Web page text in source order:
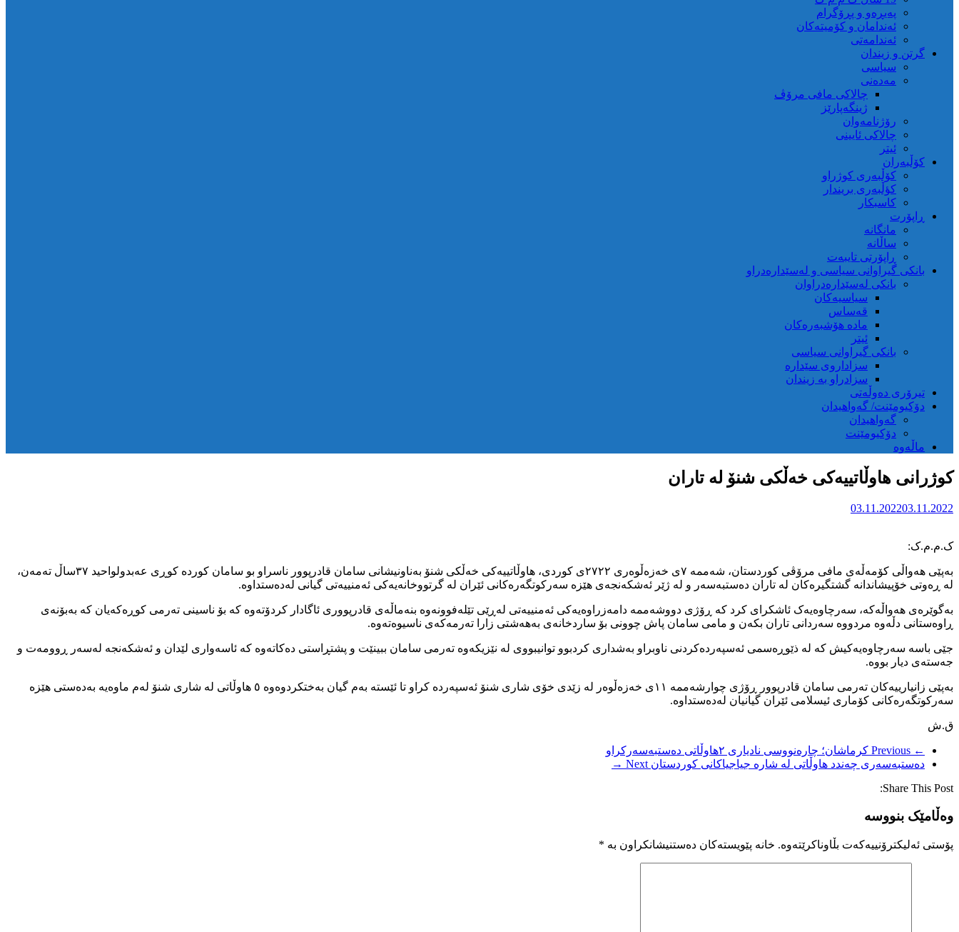
پەیڕەو و پڕۆگرام
ئەندامان و کۆمیتەکان
ئەندامەتی
گرتن و زیندان
سیاسی
مەدەنی
چالاکی مافی مرۆڤ
ژینگەپارێز
رۆژنامەوان
چالاکی ئایینی
ئیتر
کۆڵبەران
کۆڵبەری کوژراو
کؤڵبەری بریندار
کاسبکار
ڕاپۆرت
مانگانە
ساڵانە
ڕاپۆرتی تایبەت
بانکی گیراوانی سیاسی و لەسێدارەدراو
بانکی لەسێدارەدراوان
سیاسیەکان
قەساس
مادە هۆشبەرەکان
ئیتر
بانکی گیراوانی سیاسی
سزاداروی سێدارە
سزادراو بە زیندان
تیرۆری دەوڵەتی
دۆکیومێنت/ گەواهیدان
گەواهیدان
دۆکیومێنت
ماڵەوە
کوژرانی هاوڵاتییەکی خەڵکی شنۆ لە تاران
03.11.202203.11.2022
ک.م.م.ک:
بەپێی هەواڵی کۆمەڵەی مافی مرۆڤی کوردستان، شەممە ٧ی خەزەڵوەری ٢٧٢٢ی کوردی، هاوڵاتییەکی خەڵکی شنۆ بەناونیشانی سامان قادرپوور ناسراو بو سامان کوردە کوڕی عەبدولواحید ٣٧ساڵ تەمەن،
لە ڕەوتی خۆپیشاندانە گشتگیرەکان لە تاران دەستبەسەر و لە ژێر ئەشکەنجەی هێزە سەرکوتگەرەکانی ئێران لە گرتووخانەیەکی ئەمنییەتی گیانی لەدەستداوە.
بەگوێرەی هەواڵەکە، سەرچاوەیەک ئاشکرای کرد کە ڕۆژی دووشەممە دامەزراوەیەکی ئەمنییەتی لەڕێی تێلەفوونەوە بنەماڵەی قادرپووری ئاگادار کردۆتەوە کە بۆ ناسینی تەرمی کوڕەکەیان کە بەبۆنەی
ڕاوەستانی دڵەوە مردووە سەردانی تاران بکەن و مامی سامان پاش چوونی بۆ ساردخانەی بەهەشتی زارا تەرمەکەی ناسیوەتەوە.
جێی باسە سەرچاوەیەکیش کە لە ذێوڕەسمی ئەسپەردەکردنی ناوبراو بەشداری کردبوو توانیبووی لە نێزیکەوە تەرمی سامان ببینێت و پشتڕاستی دەکاتەوە کە ئاسەواری لێدان و ئەشکەنجە لەسەر ڕوومەت و
جەستەی دیار بووە.
بەپێی زانیارییەکان تەرمی سامان قادرپوور ڕۆژی چوارشەممە ١١ی خەزەڵوەر لە زێدی خۆی شاری شنۆ ئەسپەردە کراو تا ئێستە بەم گیان بەختکردوەوە ٥ هاوڵاتی لە شاری شنۆ لەم ماوەیە بەدەستی هێزە
سەرکوتگەرەکانی کۆماری ئیسلامی ئێران گیانیان لەدەستداوە.
ق.ش
← Previous
کرماشان؛ چارەنووسی نادیاری ٢هاوڵاتی دەستبەسەرکراو
دەستبەسەری چەندد هاوڵاتی لە شارە جیاجیاکانی کوردستان Next →
Share This Post:
وەڵامێک بنووسە
پۆستی ئەلیکترۆنییەکەت بڵاوناکرێتەوە. خانە پێویستەکان دەستنیشانکراون بە *